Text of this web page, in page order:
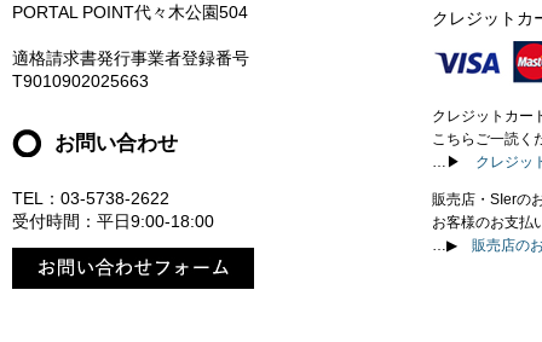
PORTAL POINT代々木公園504
適格請求書発行事業者登録番号
T9010902025663
お問い合わせ
TEL：03-5738-2622
受付時間：平日9:00-18:00
クレジットカ
クレジットカー
こちらご一読く
…▶ クレジッ
販売店・SIerの
お客様のお支払
…▶ 販売店の